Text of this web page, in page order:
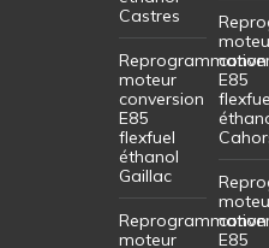
Castres
Reprogrammation
moteur
conversion
E85
flexfuel
éthanol
Gaillac
Reprogrammation
moteur
E85
E85